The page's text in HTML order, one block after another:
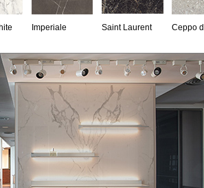
Imperiale Saint Laurent Ceppo